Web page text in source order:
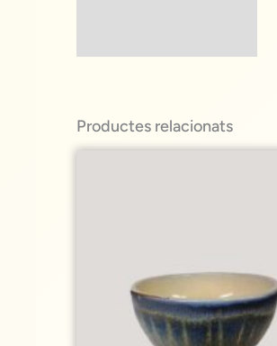
Productes relacionats